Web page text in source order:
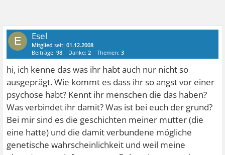
E Esel
Mitglied seit:01.12.2008
Beiträge:98 Danke:2 Themen:3
hi, ich kenne das was ihr habt auch nur nicht so
ausgeprägt. Wie kommt es dass ihr so angst vor einer
psychose habt? Kennt ihr menschen die das haben?
Was verbindet ihr damit? Was ist bei euch der grund?
Bei mir sind es die geschichten meiner mutter (die
eine hatte) und die damit verbundene mögliche
genetische wahrscheinlichkeit und weil meine